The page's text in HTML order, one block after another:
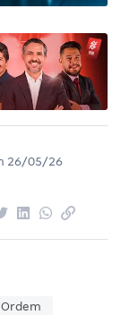
26/05/26